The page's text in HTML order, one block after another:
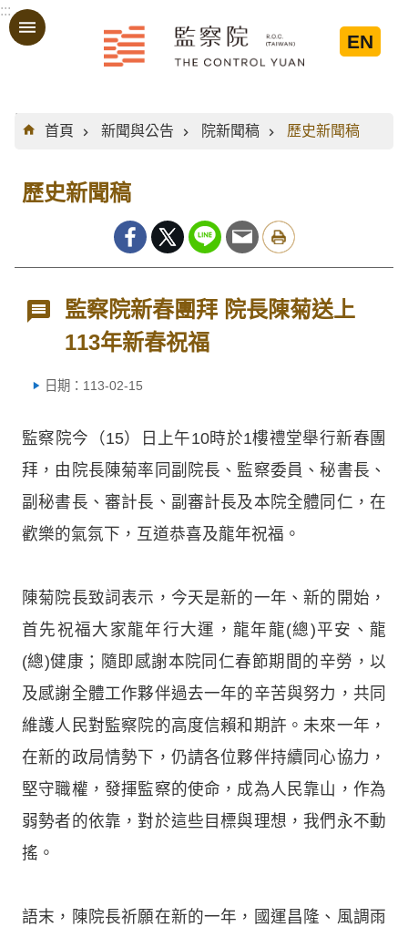
跳到主要內容區塊
:::
EN
:::
首頁
新聞與公告 院新聞稿 歷史新聞稿
歷史新聞稿
監察院新春團拜 院長陳菊送上
113年新春祝福
日期：113-02-15
監察院今（15）日上午10時於1樓禮堂舉行新春團
拜，由院長陳菊率同副院長、監察委員、秘書長、
副秘書長、審計長、副審計長及本院全體同仁，在
歡樂的氣氛下，互道恭喜及龍年祝福。
陳菊院長致詞表示，今天是新的一年、新的開始，
首先祝福大家龍年行大運，龍年龍(總)平安、龍
(總)健康；隨即感謝本院同仁春節期間的辛勞，以
及感謝全體工作夥伴過去一年的辛苦與努力，共同
維護人民對監察院的高度信賴和期許。未來一年，
在新的政局情勢下，仍請各位夥伴持續同心協力，
堅守職權，發揮監察的使命，成為人民靠山，作為
弱勢者的依靠，對於這些目標與理想，我們永不動
搖。
語末，陳院長祈願在新的一年，國運昌隆、風調雨